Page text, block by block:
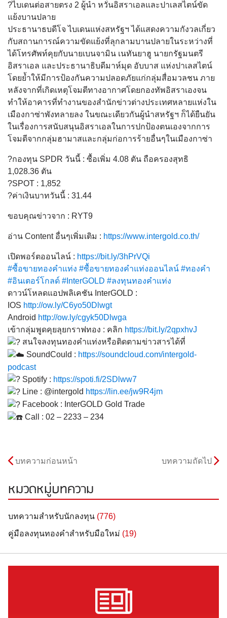
?ไบเดนต่อสายตรง 2 ผู้นำ หวั่นอิสราเอลและปาเลสไตน์ขัด
แย้งบานปลาย
ประธานาธบดีโจ ไบเดนแห่งสหรัฐฯ ได้แสดงความกังวลเกี่ยว
กับสถานการณ์ความขัดแย้งที่ลุกลามบานปลายในระหว่างที่
ได้โทรศัพท์คุยกับนายเบนจามิน เนทันยาฮู นายกรัฐมนตรี
อิสราเอล และประธานาธิบดีมาห์มุด อับบาส แห่งปาเลสไตน์
โดยย้ำให้มีการป้องกันความปลอดภัยแก่กลุ่มสื่อมวลชน ภาย
หลังจากที่เกิดเหตุโจมตีทางอากาศโดยกองทัพอิสราเองจน
ทำให้อาคารที่ทำงานของสำนักข่าวต่างประเทศหลายแห่งใน
เมืองกาซ่าพังทลายลง ในขณะเดียวกันผู้นำสหรัฐฯ ก็ได้ยืนยัน
ในเรื่องการสนับสนุนอิสราเอลในการปกป้องตนเองจากการ
โจมตีจากกลุ่มฮามาสและกลุ่มก่อการร้ายอื่นๆในเมืองกาซ่า
?กองทุน SPDR วันนี้ : ซื้อเพิ่ม 4.08 ตัน ถือครองสุทธิ
1,028.36 ตัน
?SPOT : 1,852
?ค่าเงินบาทวันนี้ : 31.44
ขอบคุณข่าวจาก : RYT9
อ่าน Content อื่นๆเพิ่มเติม : https://www.intergold.co.th/
เปิดพอร์ตออนไลน์ : https://bit.ly/3hPrVQi
#ซื้อขายทองคำแท่ง #ซื้อขายทองคำแท่งออนไลน์ #ทองคำ
#อินเตอร์โกลด์ #InterGOLD #ลงทุนทองคำแท่ง
ดาวน์โหลดแอปพลิเคชัน InterGOLD :
IOS http://ow.ly/C6yo50Dlwgt
Android http://ow.ly/cgyk50Dlwga
เข้ากลุ่มพูดคุยลุยกราฟทอง : คลิก https://bit.ly/2qpxhvJ
สนใจลงทุนทองคำแท่งหรือติดตามข่าวสารได้ที่
SoundCould : https://soundcloud.com/intergold-
podcast
Spotify : https://spoti.fi/2SDlww7
Line : @intergold https://lin.ee/jw9R4jm
Facebook : InterGOLD Gold Trade
Call : 02 – 2233 – 234
บทความก่อนหน้า บทความถัดไป
หมวดหมู่บทความ
บทความสำหรับนักลงทุน (776)
คู่มือลงทุนทองคำสำหรับมือใหม่ (19)